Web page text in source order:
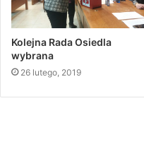
Kolejna Rada Osiedla
wybrana
26 lutego, 2019